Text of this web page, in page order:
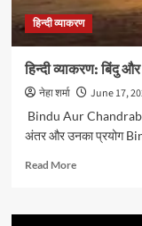
हिन्दी व्याकरण
हिन्दी व्याकरण: बिंदु
नेहा शर्मा June 17,
Bindu Aur
अंतर और उनका प्रयोग
Read MoreRead
हिन्दी